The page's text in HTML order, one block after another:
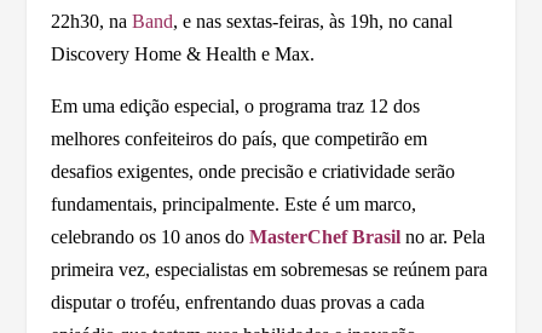
22h30, naBand, e nas sextas-feiras, às 19h, no canal
Discovery Home & Health e Max.
Em uma edição especial, o programa traz 12 dos
melhores confeiteiros do país, que competirão em
desafios exigentes, onde precisão e criatividade serão
fundamentais, principalmente. Este é um marco,
celebrando os 10 anos doMasterChef Brasil no ar. Pela
primeira vez, especialistas em sobremesas se reúnem para
disputar o troféu, enfrentando duas provas a cada